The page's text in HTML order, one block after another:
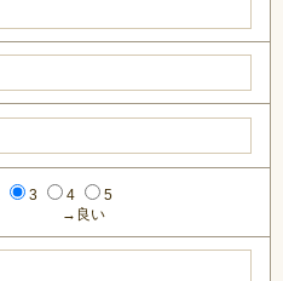
3 4
5
→良い